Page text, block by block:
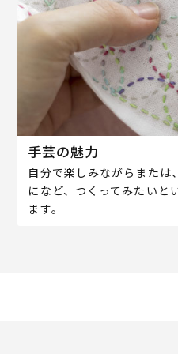
手芸の魅力
自分で楽しみながらまたは
になど、つくってみたいと
ます。